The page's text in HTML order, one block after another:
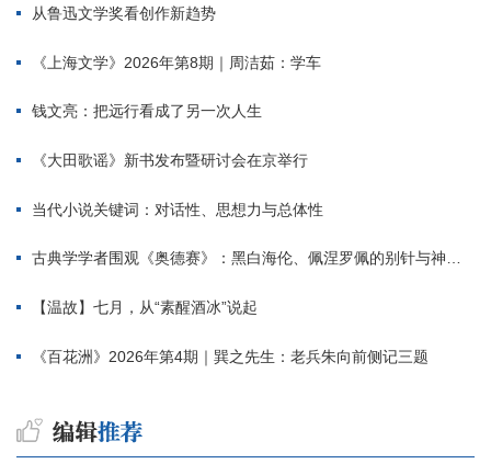
从鲁迅文学奖看创作新趋势
《上海文学》2026年第8期｜周洁茹：学车
钱文亮：把远行看成了另一次人生
《大田歌谣》新书发布暨研讨会在京举行
当代小说关键词：对话性、思想力与总体性
古典学学者围观《奥德赛》：黑白海伦、佩涅罗佩的别针与神秘入侵者
【温故】七月，从“素醒酒冰”说起
《百花洲》2026年第4期｜巽之先生：老兵朱向前侧记三题